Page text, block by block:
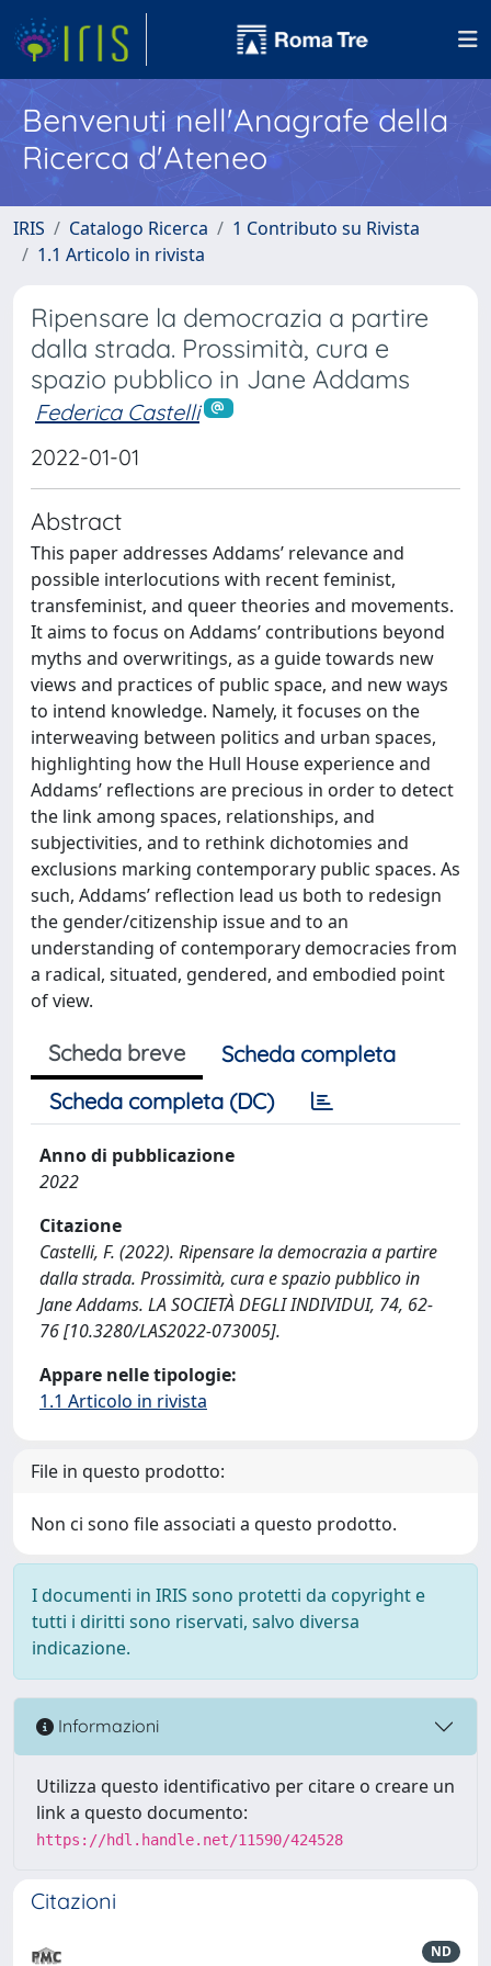
Benvenuti nell'Anagrafe della
Ricerca d'Ateneo
IRIS Catalogo Ricerca
1 Contributo su Rivista
1.1 Articolo in rivista
Ripensare la democrazia a partire
dalla strada. Prossimità, cura e
spazio pubblico in Jane Addams
Federica Castelli
2022-01-01
Abstract
This paper addresses Addams’ relevance and
possible interlocutions with recent feminist,
transfeminist, and queer theories and movements.
It aims to focus on Addams’ contributions beyond
myths and overwritings, as a guide towards new
views and practices of public space, and new ways
to intend knowledge. Namely, it focuses on the
interweaving between politics and urban spaces,
highlighting how the Hull House experience and
Addams’ reflections are precious in order to detect
the link among spaces, relationships, and
subjectivities, and to rethink dichotomies and
exclusions marking contemporary public spaces. As
such, Addams’ reflection lead us both to redesign
the gender/citizenship issue and to an
understanding of contemporary democracies from
a radical, situated, gendered, and embodied point
of view.
Scheda breve
Scheda completa
Scheda completa (DC)
Anno di pubblicazione
2022
Citazione
Castelli, F. (2022). Ripensare la democrazia a partire
dalla strada. Prossimità, cura e spazio pubblico in
Jane Addams. LA SOCIETÀ DEGLI INDIVIDUI, 74, 62-
76 [10.3280/LAS2022-073005].
Appare nelle tipologie:
1.1 Articolo in rivista
File in questo prodotto:
Non ci sono file associati a questo prodotto.
I documenti in IRIS sono protetti da copyright e
tutti i diritti sono riservati, salvo diversa
indicazione.
Informazioni
Utilizza questo identificativo per citare o creare un
link a questo documento:
https://hdl.handle.net/11590/424528
Citazioni
ND